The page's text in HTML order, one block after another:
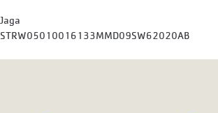
Jaga
STRW05010016133MMD09SW62020AB